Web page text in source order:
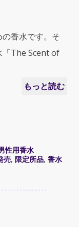
香水です。そ
「The Scent of
もっと読む
性用香水
売, 限定所品, 香水